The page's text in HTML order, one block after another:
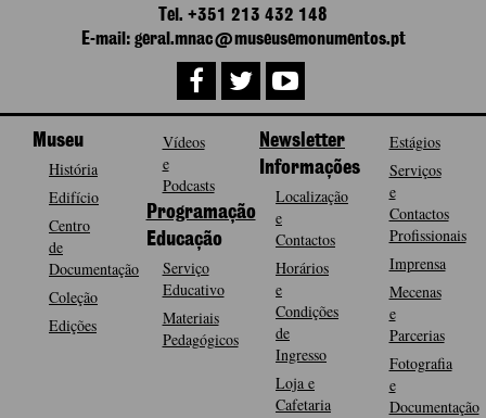
Tel. +351 213 432 148
E-mail: geral.mnac@museusemonumentos.pt
Museu
História
Edifício
Centro
de
Documentação
Coleção
Edições
Vídeos
e
Podcasts
Programação
Educação
Serviço
Educativo
Materiais
Pedagógicos
Newsletter
Informações
Localização
e
Contactos
Horários
e
Condições
de
Ingresso
Loja e
Cafetaria
Estágios
Serviços
e
Contactos
Profissionais
Imprensa
Mecenas
e
Parcerias
Fotografia
e
Documentação